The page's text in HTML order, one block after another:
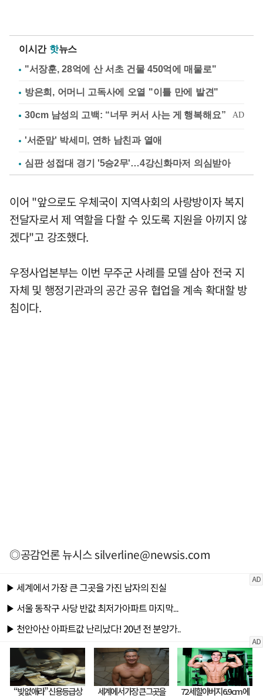
이시간 핫뉴스
"서장훈, 28억에 산 서초 건물 450억에 매물로"
방은희, 어머니 고독사에 오열 "이틀 만에 발견"
'서준맘' 박세미, 연하 남친과 열애
심판 성접대 경기 '5승2무'…4강신화마저 의심받아
이어 "앞으로도 우체국이 지역사회의 사랑방이자 복지
전달자로서 제 역할을 다할 수 있도록 지원을 아끼지 않
겠다"고 강조했다.
우정사업본부는 이번 무주군 사례를 모델 삼아 전국 지
자체 및 행정기관과의 공간 공유 협업을 계속 확대할 방
침이다.
◎공감언론 뉴시스silverline@newsis.com